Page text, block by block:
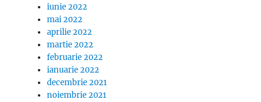
iunie 2022
mai 2022
aprilie 2022
martie 2022
februarie 2022
ianuarie 2022
decembrie 2021
noiembrie 2021